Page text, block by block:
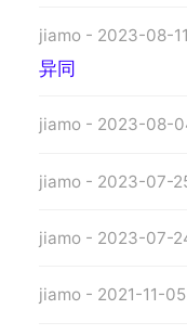
jiamo - 2023-08-11
异同
jiamo - 2023-08-
jiamo - 2023-07-
jiamo - 2023-07-
jiamo - 2021-11-05